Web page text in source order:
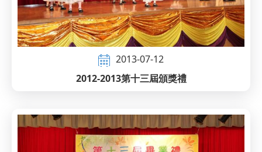
2013-07-12
2012-2013第十三屆頒獎禮